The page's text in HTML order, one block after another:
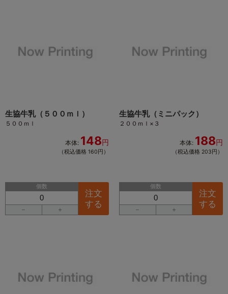
生協牛乳（５００ｍｌ）
５００ｍｌ
本体: 148円
（税込価格 160円）
個数
－ ＋
注文
する
生協牛乳（ミニパック）
２００ｍｌ×３
本体: 188円
（税込価格 203円）
個数
－ ＋
注文
する